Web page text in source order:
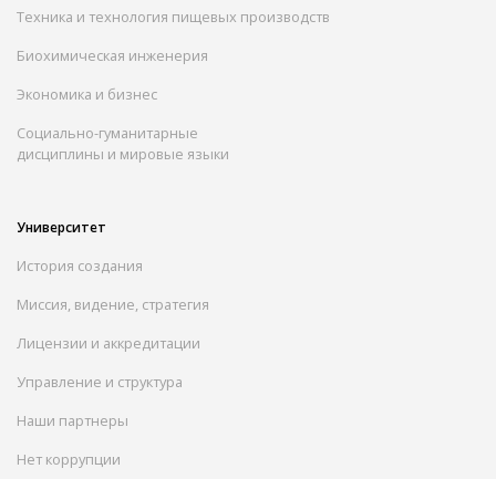
Техника и технология пищевых производств
Биохимическая инженерия
Экономика и бизнес
Социально-гуманитарные
дисциплины и мировые языки
Университет
История создания
Миссия, видение, стратегия
Лицензии и аккредитации
Управление и структура
Наши партнеры
Нет коррупции